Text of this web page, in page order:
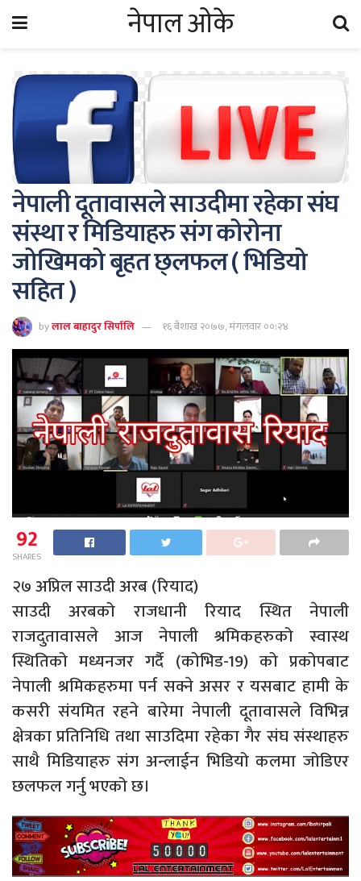
नेपाल ओके
नेपाली दूतावासले साउदीमा रहेका संघ
संस्था र मिडियाहरु संग कोरोना
जोखिमको बृहत छ्लफल ( भिडियो
सहित )
byलाल बाहादुर सिर्पालि १६ बैशाख २०७७, मंगलवार ००:२४
92
SHARES
२७ अप्रिल साउदी अरब (रियाद)
साउदी अरबको राजधानी रियाद स्थित नेपाली
राजदुतावासले आज नेपाली श्रमिकहरुको स्वास्थ
स्थितिको मध्यनजर गर्दै (कोभिड-19) को प्रकोपबाट
नेपाली श्रमिकहरुमा पर्न सक्ने असर र यसबाट हामी के
कसरी संयमित रहने बारेमा नेपाली दूतावासले विभिन्न
क्षेत्रका प्रतिनिधि तथा साउदिमा रहेका गैर संघ संस्थाहरु
साथै मिडियाहरु संग अन्लाईन भिडियो कलमा जोडिएर
छलफल गर्नु भएको छ।